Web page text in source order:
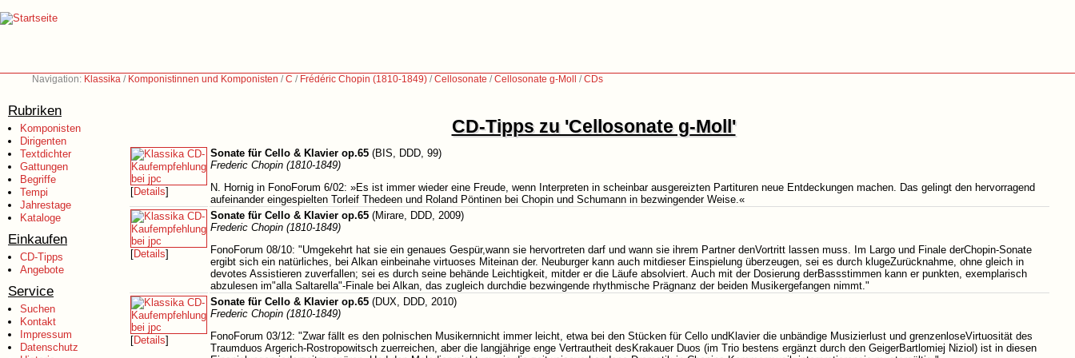
Navigation: Klassika / Komponistinnen und Komponisten /C / Frédéric Chopin (1810-1849) /Cellosonate /Cellosonate g-Moll /CDs
Rubriken
Komponisten
Dirigenten
Textdichter
Gattungen
Begriffe
Tempi
Jahrestage
Kataloge
Einkaufen
CD-Tipps
Angebote
Service
Suchen
Kontakt
Impressum
Datenschutz
CD-Tipps zu 'Cellosonate g-Moll'
[Details]
Sonate für Cello & Klavier op.65 (BIS, DDD, 99)
Frederic Chopin (1810-1849)
N. Hornig in FonoForum 6/02: »Es ist immer wieder eine Freude, wenn Interpreten in scheinbar ausgereizten Partituren neue Entdeckungen machen. Das gelingt den hervorragend
aufeinander eingespielten Torleif Thedeen und Roland Pöntinen bei Chopin und Schumann in bezwingender Weise.«
[Details]
Sonate für Cello & Klavier op.65 (Mirare, DDD, 2009)
Frederic Chopin (1810-1849)
FonoForum 08/10: "Umgekehrt hat sie ein genaues Gespür,wann sie hervortreten darf und wann sie ihrem Partner denVortritt lassen muss. Im Largo und Finale derChopin-Sonate
ergibt sich ein natürliches, bei Alkan einbeinahe virtuoses Miteinan der. Neuburger kann auch mitdieser Einspielung überzeugen, sei es durch klugeZurücknahme, ohne gleich in
devotes Assistieren zuverfallen; sei es durch seine behände Leichtigkeit, mitder er die Läufe absolviert. Auch mit der Dosierung derBassstimmen kann er punkten, exemplarisch
abzulesen im"alla Saltarella"-Finale bei Alkan, das zugleich durchdie bezwingende rhythmische Prägnanz der beiden Musikergefangen nimmt."
[Details]
Sonate für Cello & Klavier op.65 (DUX, DDD, 2010)
Frederic Chopin (1810-1849)
FonoForum 03/12: "Zwar fällt es den polnischen Musikernnicht immer leicht, etwa bei den Stücken für Cello undKlavier die unbändige Musizierlust und grenzenloseVirtuosität des
Traumduos Argerich-Rostropowitsch zuerreichen, aber die langjährige enge Vertrautheit desKrakauer Duos (im Trio bestens ergänzt durch den GeigerBartlomiej Niziol) ist in diesen